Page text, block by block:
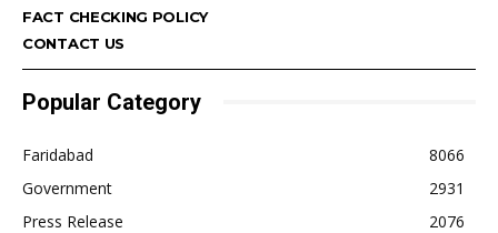
FACT CHECKING POLICY
CONTACT US
Popular Category
Faridabad
8066
Government
2931
Press Release
2076